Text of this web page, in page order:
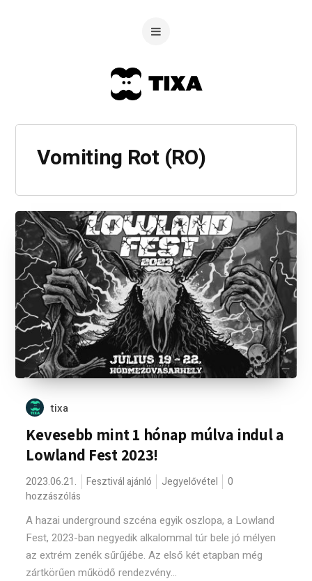
Vomiting Rot (RO)
tixa
Kevesebb mint 1 hónap múlva indul a
Lowland Fest 2023!
2023.06.21. Fesztivál ajánló Jegyelővétel
0
hozzászólás
A hazai underground szcéna egyik oszlopa, a Lowland
Fest, 2023-ban negyedik alkalommal túr bele jó mélyen
az extrém zenék sűrűjébe. Az első két etapban még
zártkörűen működő rendezvény...